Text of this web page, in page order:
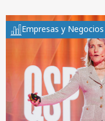
Empresas y Negocios